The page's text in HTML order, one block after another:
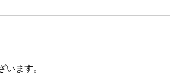
ます。